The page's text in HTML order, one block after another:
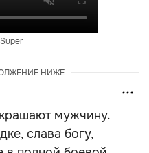
НИЖЕ
мужчину.
слава богу,